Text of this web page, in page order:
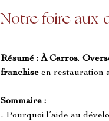
Notre foire aux
Résumé : À Carros,
franchise en restauration
Sommaire :
- Pourquoi l’aide au